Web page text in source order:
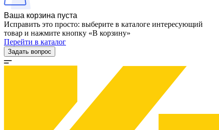
Ваша корзина пуста
Исправить это просто: выберите в каталоге интересующий
товар и нажмите кнопку «В корзину»
Перейти в каталог
Задать вопрос